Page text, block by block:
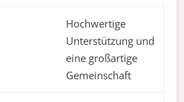
Hochwertige
Unterstützung und
eine großartige
Gemeinschaft